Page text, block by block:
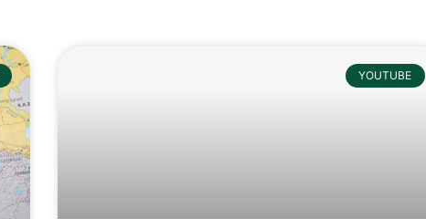
YOUTUBE